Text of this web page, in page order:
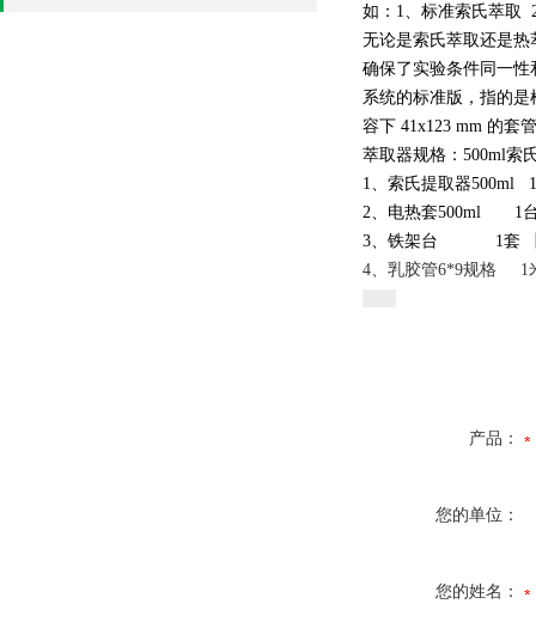
如：1、标准索氏萃取
无论是索氏萃取还是
确保了实验条件同一性
系统的标准版，指的
容下 41x123 mm 的套
萃取器规格：500ml索
1、索氏提取器500ml
2、电热套500ml 1
3、铁架台 1套 【底
4、乳胶管6*9规格 1
产品：
您的单位：
您的姓名：